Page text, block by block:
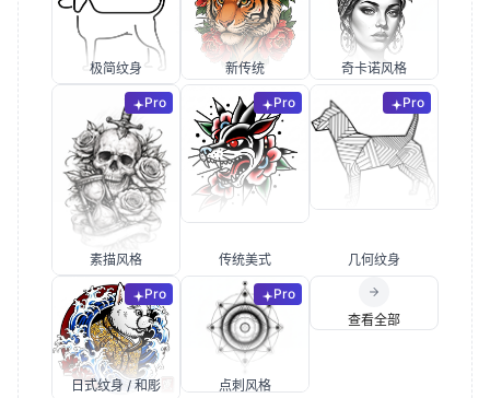
极简纹身 新传统 奇卡诺风格
Pro
素描风格
Pro
传统美式
Pro
几何纹身
Pro
日式纹身 / 和彫
Pro
点刺风格
查看全部